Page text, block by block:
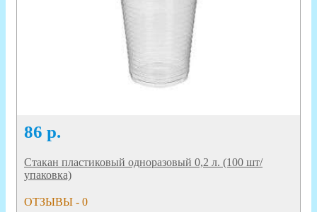
86 р.
Стакан пластиковый одноразовый 0,2 л. (100 шт/
упаковка)
ОТЗЫВЫ - 0